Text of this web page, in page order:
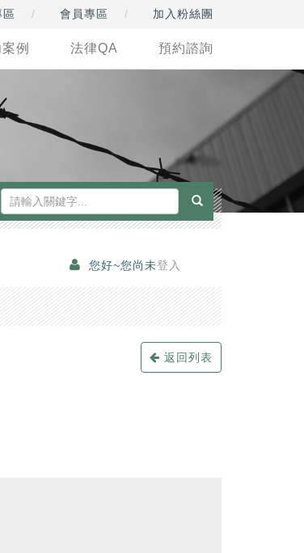
區 會員專區 加入粉絲團
例 法律QA 預約諮詢
您好~您尚未登入
返回列表